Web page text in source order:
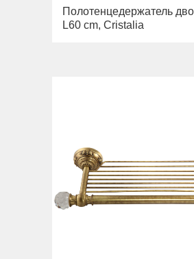
Полотенцедержатель
L60 cm, Cristalia